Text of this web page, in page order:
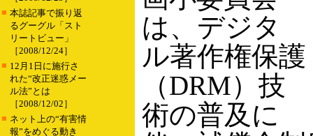
■ 本誌記事で振り返
るグーグル「スト
リートビュー」
［2008/12/24］
■ 12月1日に施行さ
れた“改正迷惑メー
ル法”とは
［2008/12/02］
■ ネット上の“有害情
報”をめぐる動き
は、デジタ
ル著作権保護
（DRM）技
術の普及に